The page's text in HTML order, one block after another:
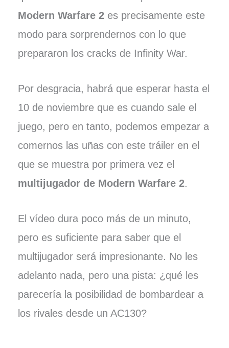
Modern Warfare 2es precisamente este
modo para sorprendernos con lo que
prepararon los cracks de Infinity War.
Por desgracia, habrá que esperar hasta el
10 de noviembre que es cuando sale el
juego, pero en tanto, podemos empezar a
comernos las uñas con este tráiler en el
que se muestra por primera vez el
multijugador de Modern Warfare 2.
El vídeo dura poco más de un minuto,
pero es suficiente para saber que el
multijugador será impresionante. No les
adelanto nada, pero una pista: ¿qué les
parecería la posibilidad de bombardear a
los rivales desde un AC130?